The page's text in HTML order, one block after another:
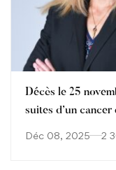
Décès le 25
suites d’un cancer
Déc 08, 2025 2